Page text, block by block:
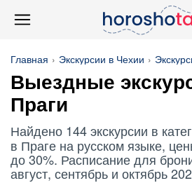
Главная Экскурсии в Чехии
Выездные
Праги
Найдено 144 экскурсии в
в Праге на русском языке,
до 30%. Расписание для
август, сентябрь и октябрь